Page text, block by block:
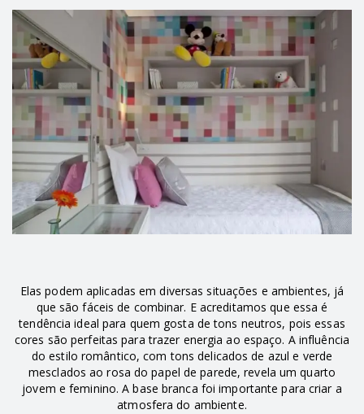
Elas podem aplicadas em diversas situações e ambientes, já
que são fáceis de combinar. E acreditamos que essa é
tendência ideal para quem gosta de tons neutros, pois essas
cores são perfeitas para trazer energia ao espaço. A influência
do estilo romântico, com tons delicados de azul e verde
mesclados ao rosa do papel de parede, revela um quarto
jovem e feminino. A base branca foi importante para criar a
atmosfera do ambiente.